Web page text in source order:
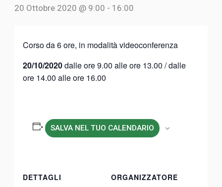
20 Ottobre 2020 @ 9:00 - 16:00
Corso da 6 ore, in modalità videoconferenza
20/10/2020dalle ore 9.00 alle ore 13.00 / dalle
ore 14.00 alle ore 16.00
SALVA NEL TUO CALENDARIO
DETTAGLI
ORGANIZZATORE